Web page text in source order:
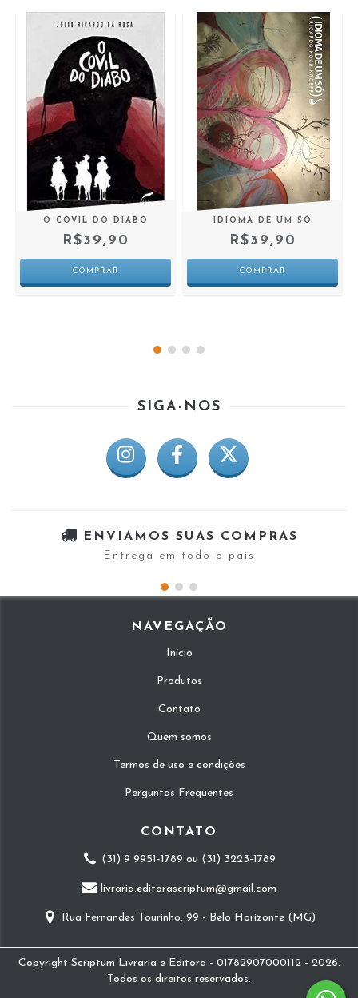
O COVIL DO DIABO
R$39,90
IDIOMA DE UM SÓ
R$39,90
SIGA-NOS
ENVIAMOS SUAS COMPRAS
Entrega em todo o país
NAVEGAÇÃO
Início
Produtos
Contato
Quem somos
Termos de uso e condições
Perguntas Frequentes
CONTATO
(31) 9 9951-1789 ou (31) 3223-1789
livraria.editorascriptum@gmail.com
Rua Fernandes Tourinho, 99 - Belo Horizonte (MG)
Copyright Scriptum Livraria e Editora - 01782907000112 - 2026.
Todos os direitos reservados.